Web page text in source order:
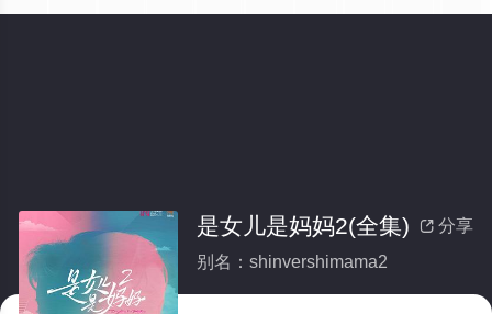
 分享
是女儿是妈妈2(全集)
别名：shinvershimama2